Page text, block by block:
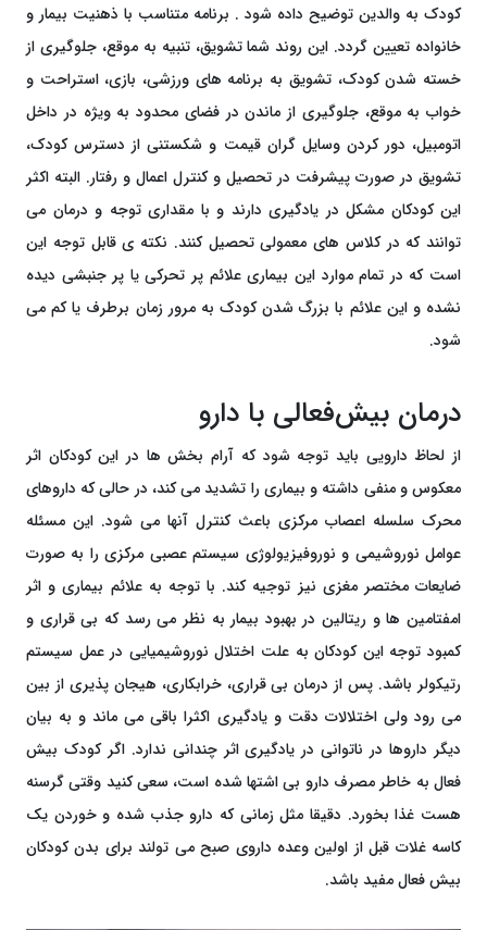
کودک به والدین توضیح داده شود . برنامه متناسب با ذهنیت بیمار و
خانواده تعیین گردد. این روند شما تشویق، تنبیه به موقع، جلوگیری از
خسته شدن کودک، تشویق به برنامه های ورزشی، بازی، استراحت و
خواب به موقع، جلوگیری از ماندن در فضای محدود به ویژه در داخل
اتومبیل، دور کردن وسایل گران قیمت و شکستنی از دسترس کودک،
تشویق در صورت پیشرفت در تحصیل و کنترل اعمال و رفتار. البته اکثر
این کودکان مشکل در یادگیری دارند و با مقداری توجه و درمان می
توانند که در کلاس های معمولی تحصیل کنند. نکته ی قابل توجه این
است که در تمام موارد این بیماری علائم پر تحرکی یا پر جنبشی دیده
نشده و این علائم با بزرگ شدن کودک به مرور زمان برطرف یا کم می
شود.
درمان بیش‌فعالی با دارو
از لحاظ دارویی باید توجه شود که آرام بخش ها در این کودکان اثر
معکوس و منفی داشته و بیماری را تشدید می کند، در حالی که داروهای
محرک سلسله اعصاب مرکزی باعث کنترل آنها می شود. این مسئله
عوامل نوروشیمی و نوروفیزیولوژی سیستم عصبی مرکزی را به صورت
ضایعات مختصر مغزی نیز توجیه کند. با توجه به علائم بیماری و اثر
امفتامین ها و ریتالین در بهبود بیمار به نظر می رسد که بی قراری و
کمبود توجه این کودکان به علت اختلال نوروشیمیایی در عمل سیستم
رتیکولر باشد. پس از درمان بی قراری، خرابکاری، هیجان پذیری از بین
می رود ولی اختلالات دقت و یادگیری اکثرا باقی می ماند و به بیان
دیگر داروها در ناتوانی در یادگیری اثر چندانی ندارد. اگر کودک بیش
فعال به خاطر مصرف دارو بی اشتها شده است، سعی کنید وقتی گرسنه
هست غذا بخورد. دقیقا مثل زمانی که دارو جذب شده و خوردن یک
کاسه غلات قبل از اولین وعده داروی صبح می تولند برای بدن کودکان
بیش فعال مفید باشد.